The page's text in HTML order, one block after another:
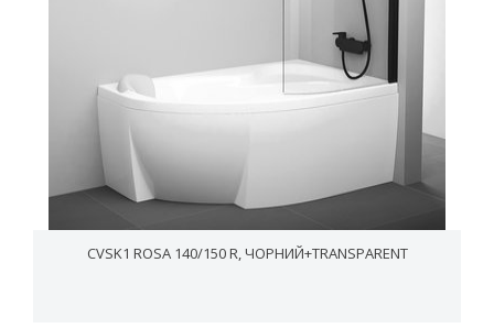
CVSK1 ROSA 140/150 R, ЧОРНИЙ+TRANSPARENT